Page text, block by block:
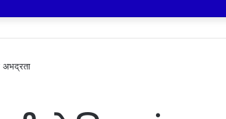
अभद्रता